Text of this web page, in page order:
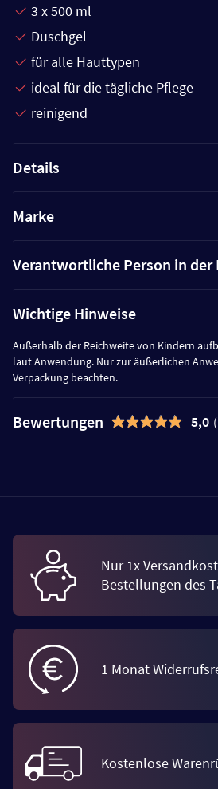
3 x 500 ml
Duschgel
für alle Hauttypen
ideal für die tägliche Pflege
reinigend
Details
Marke
Verantwortliche Person in der
Wichtige Hinweise
Außerhalb der Reichweite von Kindern
laut Anwendung. Nur zur äußerlichen
Verpackung beachten.
Bewertungen 5,0
Nur 1x
Bestellungen des
1 Monat
Kostenlose